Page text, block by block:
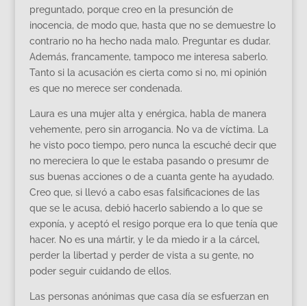
preguntado, porque creo en la presunción de
inocencia, de modo que, hasta que no se demuestre lo
contrario no ha hecho nada malo. Preguntar es dudar.
Además, francamente, tampoco me interesa saberlo.
Tanto si la acusación es cierta como si no, mi opinión
es que no merece ser condenada.
Laura es una mujer alta y enérgica, habla de manera
vehemente, pero sin arrogancia. No va de víctima. La
he visto poco tiempo, pero nunca la escuché decir que
no mereciera lo que le estaba pasando o presumr de
sus buenas acciones o de a cuanta gente ha ayudado.
Creo que, si llevó a cabo esas falsificaciones de las
que se le acusa, debió hacerlo sabiendo a lo que se
exponía, y aceptó el resigo porque era lo que tenía que
hacer. No es una mártir, y le da miedo ir a la cárcel,
perder la libertad y perder de vista a su gente, no
poder seguir cuidando de ellos.
Las personas anónimas que casa día se esfuerzan en